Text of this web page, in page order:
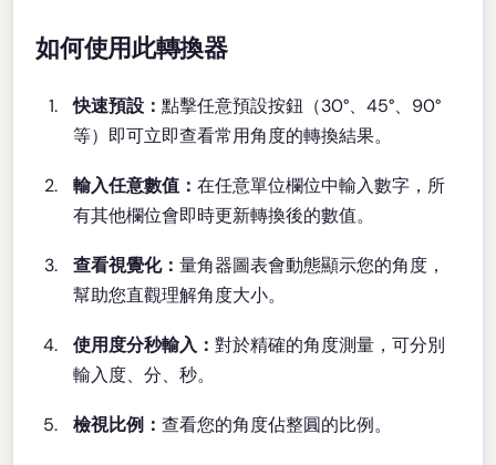
如何使用此轉換器
快速預設：點擊任意預設按鈕（30°、45°、90°
等）即可立即查看常用角度的轉換結果。
輸入任意數值：在任意單位欄位中輸入數字，所
有其他欄位會即時更新轉換後的數值。
查看視覺化：量角器圖表會動態顯示您的角度，
幫助您直觀理解角度大小。
使用度分秒輸入：對於精確的角度測量，可分別
輸入度、分、秒。
檢視比例：查看您的角度佔整圓的比例。